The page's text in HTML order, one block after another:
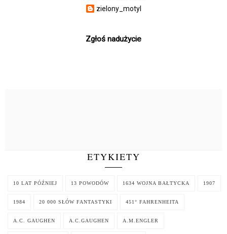
zielony_motyl
Zgłoś nadużycie
ETYKIETY
10 LAT PÓŹNIEJ 13 POWODÓW 1634 WOJNA BAŁTYCKA 1907
1984 20 000 SŁÓW FANTASTYKI 451° FAHRENHEITA
A.C. GAUGHEN A.C.GAUGHEN A.M.ENGLER